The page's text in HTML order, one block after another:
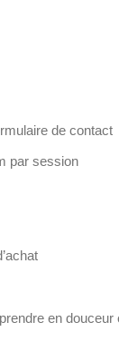
de contact
par session
en